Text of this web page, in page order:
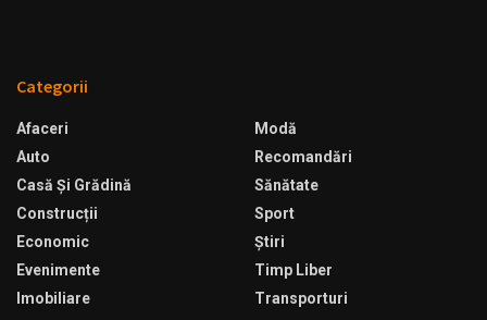
Categorii
Afaceri
Auto
Casă Şi Grădină
Construcții
Economic
Evenimente
Imobiliare
Modă
Recomandări
Sănătate
Sport
Ştiri
Timp Liber
Transporturi